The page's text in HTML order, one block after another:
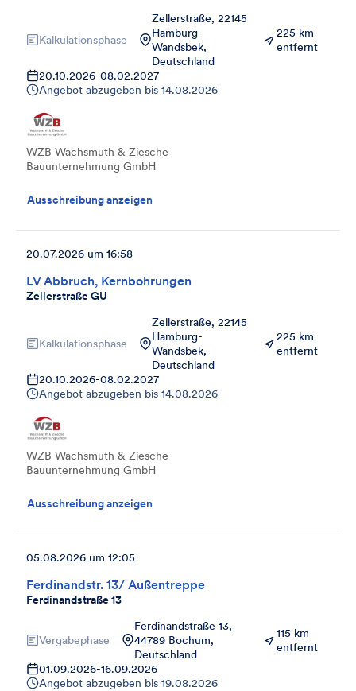
Kalkulationsphase
Zellerstraße, 22145
Hamburg-
Wandsbek,
Deutschland
225 km
entfernt
20.10.2026-08.02.2027
Angebot abzugeben bis 14.08.2026
WZB Wachsmuth & Ziesche
Bauunternehmung GmbH
Ausschreibung anzeigen
LV Abbruch, Kernbohrungen
Zellerstraße GU
20.07.2026 um 16:58
Kalkulationsphase
Zellerstraße, 22145
Hamburg-
Wandsbek,
Deutschland
225 km
entfernt
20.10.2026-08.02.2027
Angebot abzugeben bis 14.08.2026
WZB Wachsmuth & Ziesche
Bauunternehmung GmbH
Ausschreibung anzeigen
Ferdinandstr. 13/ Außentreppe
Ferdinandstraße 13
05.08.2026 um 12:05
Vergabephase
Ferdinandstraße 13,
44789 Bochum,
Deutschland
115 km
entfernt
01.09.2026-16.09.2026
Angebot abzugeben bis 19.08.2026